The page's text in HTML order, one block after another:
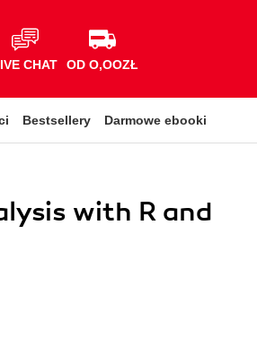
CHAT OD O,OOZŁ
Bestsellery Darmowe ebooki
with R and